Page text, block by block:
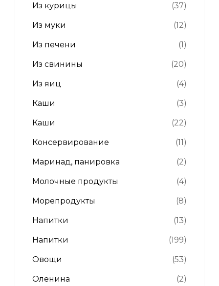
Из курицы (37)
Из муки (12)
Из печени (1)
Из свинины (20)
Из яиц (4)
Каши (3)
Каши (22)
Консервирование (11)
Маринад, панировка (2)
Молочные продукты (4)
Морепродукты (8)
Напитки (13)
Напитки (199)
Овощи (53)
Оленина (2)